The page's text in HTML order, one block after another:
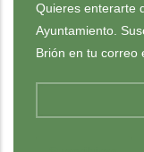
Quieres enterarte
Ayuntamiento.
Brión en tu correo